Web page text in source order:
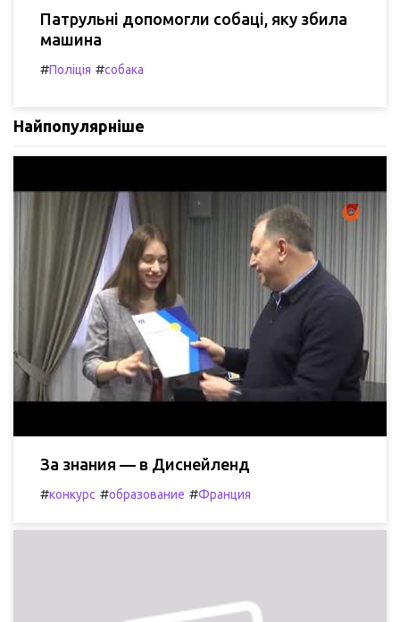
Патрульні допомогли собаці, яку збила
машина
#Поліція #собака
Найпопулярніше
За знания — в Диснейленд
#конкурс #образование #Франция